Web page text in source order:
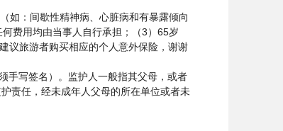
如：间歇性精神病、心脏病和有暴露倾向
费用均由当事人自行承担；（3）65岁
议旅游者购买相应的个人意外保险，谢谢
手写签名）。监护人一般指其父母，或者
责任，经未成年人父母的所在单位或者未